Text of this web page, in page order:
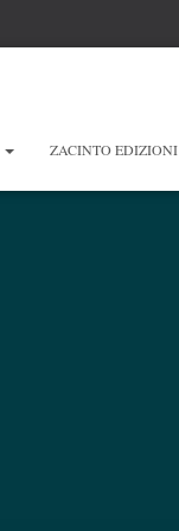
ZACINTO EDIZIONI